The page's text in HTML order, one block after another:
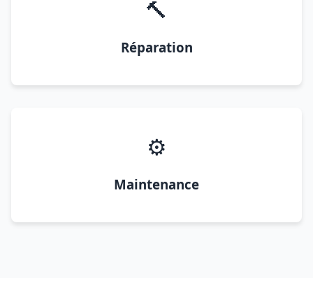
🔨
Réparation
⚙️
Maintenance